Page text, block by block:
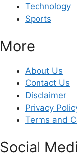
Technology
Sports
More
About Us
Contact Us
Disclaimer
Privacy
Terms and
Social